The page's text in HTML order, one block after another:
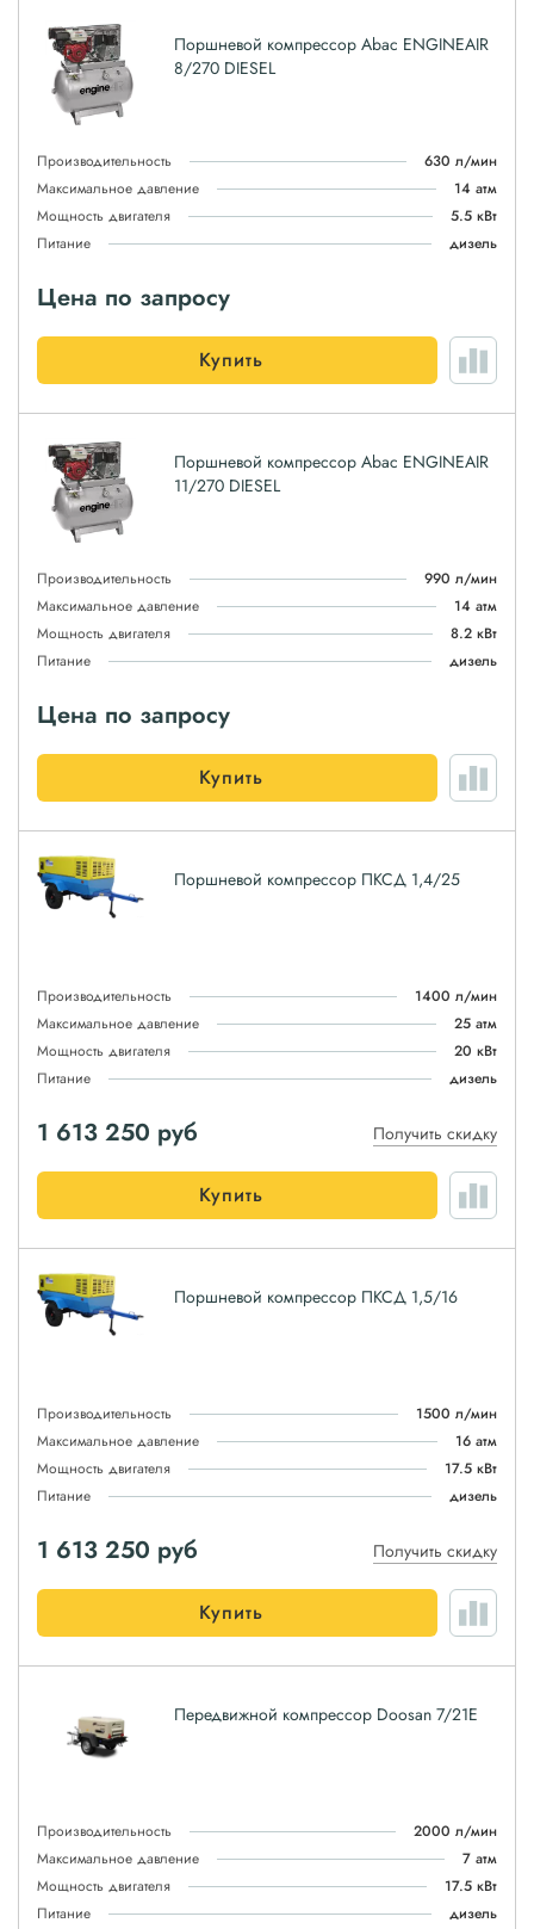
Поршневой компрессор Abac ENGINEAIR
8/270 DIESEL
Производительность
630 л/мин
Максимальное давление
14 атм
Мощность двигателя
5.5 кВт
Питание
дизель
Цена по запросу
Купить
Поршневой компрессор Abac ENGINEAIR
11/270 DIESEL
Производительность
990 л/мин
Максимальное давление
14 атм
Мощность двигателя
8.2 кВт
Питание
дизель
Цена по запросу
Купить
Поршневой компрессор ПКСД 1,4/25
Производительность
1400 л/мин
Максимальное давление
25 атм
Мощность двигателя
20 кВт
Питание
дизель
1 613 250 руб Получить скидку
Купить
Поршневой компрессор ПКСД 1,5/16
Производительность
1500 л/мин
Максимальное давление
16 атм
Мощность двигателя
17.5 кВт
Питание
дизель
1 613 250 руб Получить скидку
Купить
Передвижной компрессор Doosan 7/21E
Производительность
2000 л/мин
Максимальное давление
7 атм
Мощность двигателя
17.5 кВт
Питание
дизель